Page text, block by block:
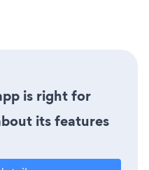
is right for
its features